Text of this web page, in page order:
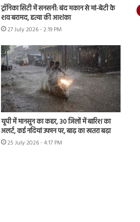
ट्रॉनिका सिटी में सनसनी: बंद मकान से मां-बेटी के
शव बरामद, हत्या की आशंका
27 July 2026 - 2:19 PM
यूपी में मानसून का कहर, 30 जिलों में बारिश का
अलर्ट, कई नदियां उफान पर, बाढ़ का खतरा बढ़ा
25 July 2026 - 4:17 PM